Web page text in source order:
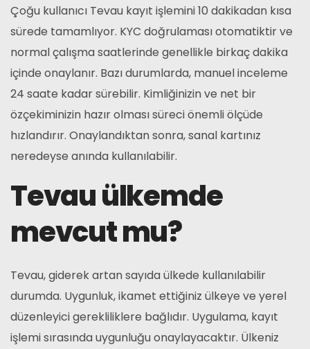
Çoğu kullanıcı Tevau kayıt işlemini 10 dakikadan kısa
sürede tamamlıyor. KYC doğrulaması otomatiktir ve
normal çalışma saatlerinde genellikle birkaç dakika
içinde onaylanır. Bazı durumlarda, manuel inceleme
24 saate kadar sürebilir. Kimliğinizin ve net bir
özçekiminizin hazır olması süreci önemli ölçüde
hızlandırır. Onaylandıktan sonra, sanal kartınız
neredeyse anında kullanılabilir.
Tevau ülkemde
mevcut mu?
Tevau, giderek artan sayıda ülkede kullanılabilir
durumda. Uygunluk, ikamet ettiğiniz ülkeye ve yerel
düzenleyici gerekliliklere bağlıdır. Uygulama, kayıt
işlemi sırasında uygunluğu onaylayacaktır. Ülkeniz